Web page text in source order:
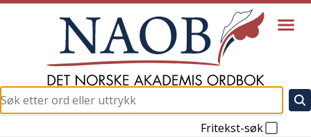
Fritekst-søk